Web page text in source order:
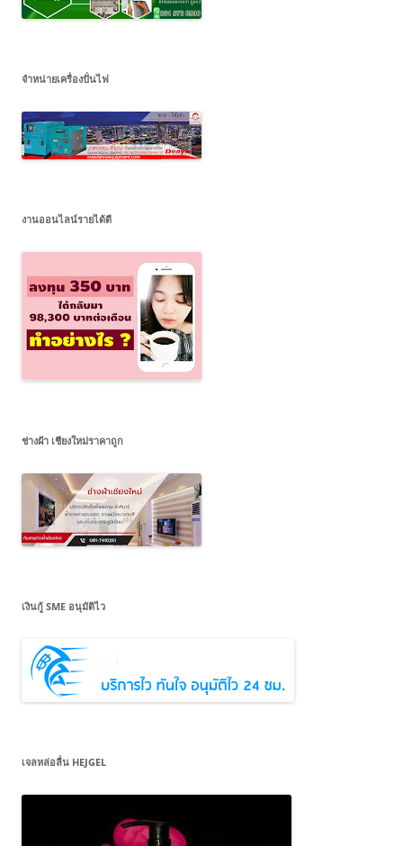
จำหน่ายเครื่องปั่นไฟ
งานออนไลน์รายได้ดี
ช่างฝ้า เชียงใหม่ราคาถูก
เงินกู้ SME อนุมัติไว
เจลหล่อลื่น HEJGEL